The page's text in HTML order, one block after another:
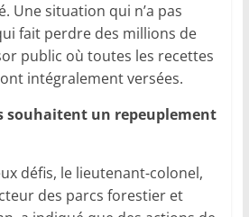
Une situation qui n’a pas
fait perdre des millions de
public où toutes les recettes
intégralement versées.
souhaitent un repeuplement
défis, le lieutenant-colonel,
des parcs forestier et